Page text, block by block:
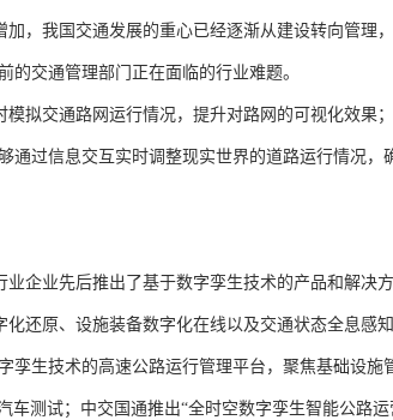
，我国交通发展的重心已经逐渐从建设转向管理
交通管理部门正在面临的行业难题。
拟交通路网运行情况，提升对路网的可视化效果
过信息交互实时调整现实世界的道路运行情况
企业先后推出了基于数字孪生技术的产品和解决
还原、设施装备数字化在线以及交通状态全息感
生技术的高速公路运行管理平台，聚焦基础设
车测试；中交国通推出“全时空数字孪生智能公路运